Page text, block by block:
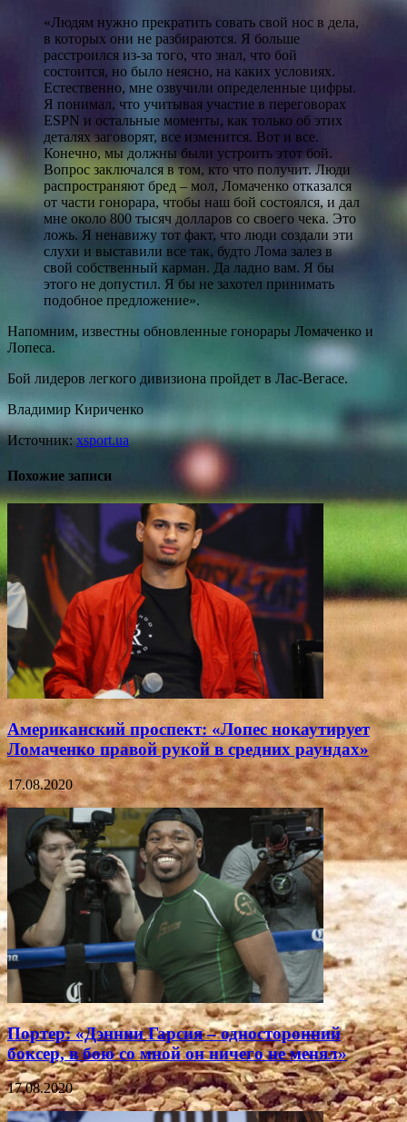
«Людям нужно прекратить совать свой нос в дела,
в которых они не разбираются. Я больше
расстроился из-за того, что знал, что бой
состоится, но было неясно, на каких условиях.
Естественно, мне озвучили определенные цифры.
Я понимал, что учитывая участие в переговорах
ESPN и остальные моменты, как только об этих
деталях заговорят, все изменится. Вот и все.
Конечно, мы должны были устроить этот бой.
Вопрос заключался в том, кто что получит. Люди
распространяют бред – мол, Ломаченко отказался
от части гонорара, чтобы наш бой состоялся, и дал
мне около 800 тысяч долларов со своего чека. Это
ложь. Я ненавижу тот факт, что люди создали эти
слухи и выставили все так, будто Лома залез в
свой собственный карман. Да ладно вам. Я бы
этого не допустил. Я бы не захотел принимать
подобное предложение».
Напомним, известны обновленные гонорары Ломаченко и
Лопеса.
Бой лидеров легкого дивизиона пройдет в Лас-Вегасе.
Владимир Кириченко
Источник:xsport.ua
Похожие записи
Американский проспект: «Лопес нокаутирует
Ломаченко правой рукой в средних раундах»
17.08.2020
Портер: «Дэннии Гарсия – односторонний
боксер, в бою со мной он ничего не менял»
17.08.2020